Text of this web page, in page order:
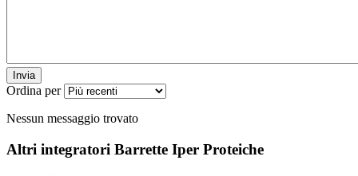
Invia
Ordina per
Nessun messaggio trovato
Altri integratori Barrette Iper Proteiche